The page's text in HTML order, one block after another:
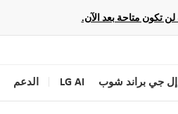
إل جي براند شوب LG AI الدعم